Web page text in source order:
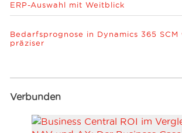
ERP-Auswahl mit Weitblick
Bedarfsprognose in Dynamics 365
präziser
Verbunden